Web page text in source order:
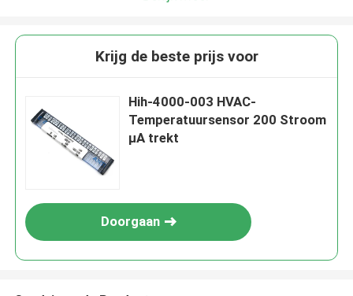
Krijg de beste prijs voor
Hih-4000-003 HVAC-
Temperatuursensor 200 Stroom
µA trekt
Doorgaan